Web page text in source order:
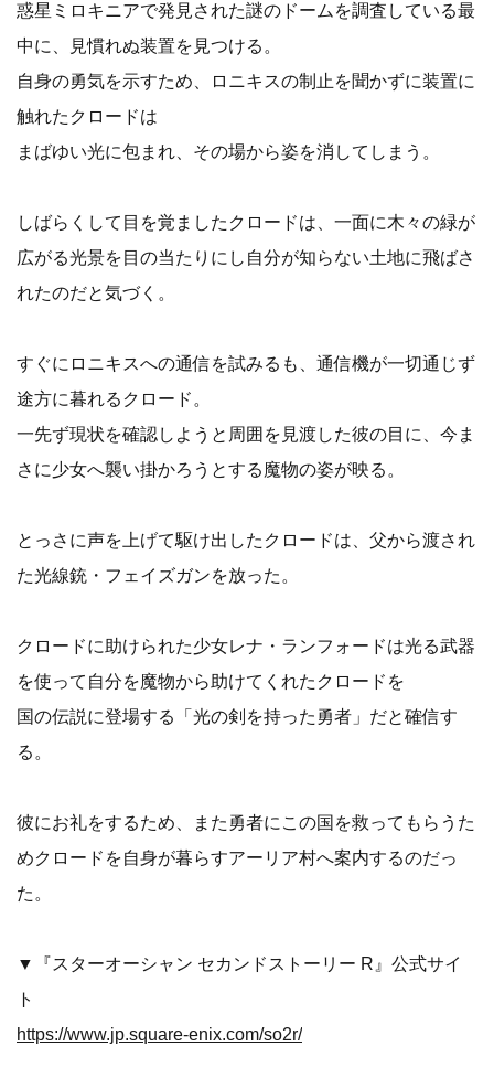
惑星ミロキニアで発見された謎のドームを調査している最
中に、見慣れぬ装置を見つける。
自身の勇気を示すため、ロニキスの制止を聞かずに装置に
触れたクロードは
まばゆい光に包まれ、その場から姿を消してしまう。
しばらくして目を覚ましたクロードは、一面に木々の緑が
広がる光景を目の当たりにし自分が知らない土地に飛ばさ
れたのだと気づく。
すぐにロニキスへの通信を試みるも、通信機が一切通じず
途方に暮れるクロード。
一先ず現状を確認しようと周囲を見渡した彼の目に、今ま
さに少女へ襲い掛かろうとする魔物の姿が映る。
とっさに声を上げて駆け出したクロードは、父から渡され
た光線銃・フェイズガンを放った。
クロードに助けられた少女レナ・ランフォードは光る武器
を使って自分を魔物から助けてくれたクロードを
国の伝説に登場する「光の剣を持った勇者」だと確信す
る。
彼にお礼をするため、また勇者にこの国を救ってもらうた
めクロードを自身が暮らすアーリア村へ案内するのだっ
た。
▼『スターオーシャン セカンドストーリー R』公式サイ
ト
https://www.jp.square-enix.com/so2r/